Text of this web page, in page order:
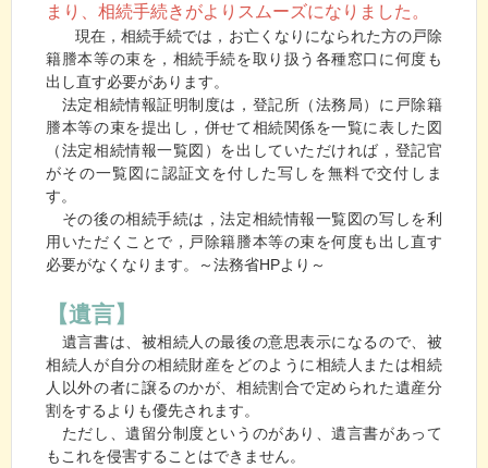
まり、相続手続きがよりスムーズになりました。
現在，相続手続では，お亡くなりになられた方の戸除
籍謄本等の束を，相続手続を取り扱う各種窓口に何度も
出し直す必要があります。
法定相続情報証明制度は，登記所（法務局）に戸除籍
謄本等の束を提出し，併せて相続関係を一覧に表した図
（法定相続情報一覧図）を出していただければ，登記官
がその一覧図に認証文を付した写しを無料で交付しま
す。
その後の相続手続は，法定相続情報一覧図の写しを利
用いただくことで，戸除籍謄本等の束を何度も出し直す
必要がなくなります。～法務省HPより～
【遺言】
遺言書は、被相続人の最後の意思表示になるので、被
相続人が自分の相続財産をどのように相続人または相続
人以外の者に譲るのかが、相続割合で定められた遺産分
割をするよりも優先されます。
ただし、遺留分制度というのがあり、遺言書があって
もこれを侵害することはできません。